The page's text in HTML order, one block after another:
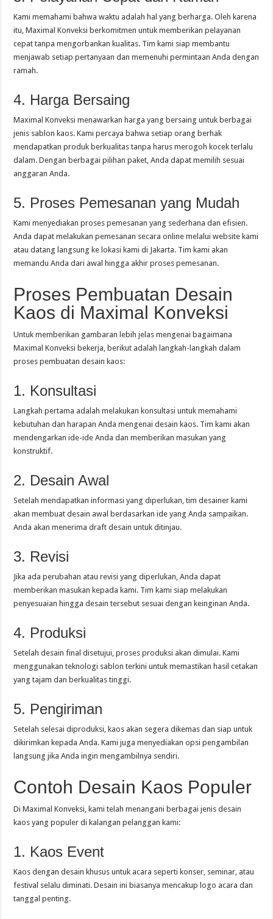
Kami memahami bahwa waktu adalah hal yang berharga. Oleh karena
itu, Maximal Konveksi berkomitmen untuk memberikan pelayanan
cepat tanpa mengorbankan kualitas. Tim kami siap membantu
menjawab setiap pertanyaan dan memenuhi permintaan Anda dengan
ramah.
4. Harga Bersaing
Maximal Konveksi menawarkan harga yang bersaing untuk berbagai
jenis sablon kaos. Kami percaya bahwa setiap orang berhak
mendapatkan produk berkualitas tanpa harus merogoh kocek terlalu
dalam. Dengan berbagai pilihan paket, Anda dapat memilih sesuai
anggaran Anda.
5. Proses Pemesanan yang Mudah
Kami menyediakan proses pemesanan yang sederhana dan efisien.
Anda dapat melakukan pemesanan secara online melalui website kami
atau datang langsung ke lokasi kami di Jakarta. Tim kami akan
memandu Anda dari awal hingga akhir proses pemesanan.
Proses Pembuatan Desain
Kaos di Maximal Konveksi
Untuk memberikan gambaran lebih jelas mengenai bagaimana
Maximal Konveksi bekerja, berikut adalah langkah-langkah dalam
proses pembuatan desain kaos:
1. Konsultasi
Langkah pertama adalah melakukan konsultasi untuk memahami
kebutuhan dan harapan Anda mengenai desain kaos. Tim kami akan
mendengarkan ide-ide Anda dan memberikan masukan yang
konstruktif.
2. Desain Awal
Setelah mendapatkan informasi yang diperlukan, tim desainer kami
akan membuat desain awal berdasarkan ide yang Anda sampaikan.
Anda akan menerima draft desain untuk ditinjau.
3. Revisi
Jika ada perubahan atau revisi yang diperlukan, Anda dapat
memberikan masukan kepada kami. Tim kami siap melakukan
penyesuaian hingga desain tersebut sesuai dengan keinginan Anda.
4. Produksi
Setelah desain final disetujui, proses produksi akan dimulai. Kami
menggunakan teknologi sablon terkini untuk memastikan hasil cetakan
yang tajam dan berkualitas tinggi.
5. Pengiriman
Setelah selesai diproduksi, kaos akan segera dikemas dan siap untuk
dikirimkan kepada Anda. Kami juga menyediakan opsi pengambilan
langsung jika Anda ingin mengambilnya sendiri.
Contoh Desain Kaos Populer
Di Maximal Konveksi, kami telah menangani berbagai jenis desain
kaos yang populer di kalangan pelanggan kami:
1. Kaos Event
Kaos dengan desain khusus untuk acara seperti konser, seminar, atau
festival selalu diminati. Desain ini biasanya mencakup logo acara dan
tanggal penting.